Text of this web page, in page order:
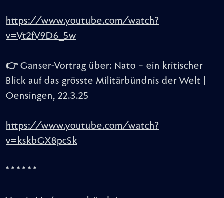
https://www.youtube.com/watch?
v=Vt2fV9D6_5w
👉 Ganser-Vortrag über: Nato – ein kritischer
Blick auf das grösste Militärbündnis der Welt |
Oensingen, 22.3.25
https://www.youtube.com/watch?
v=kskbGX8pcSk
* * * * * *